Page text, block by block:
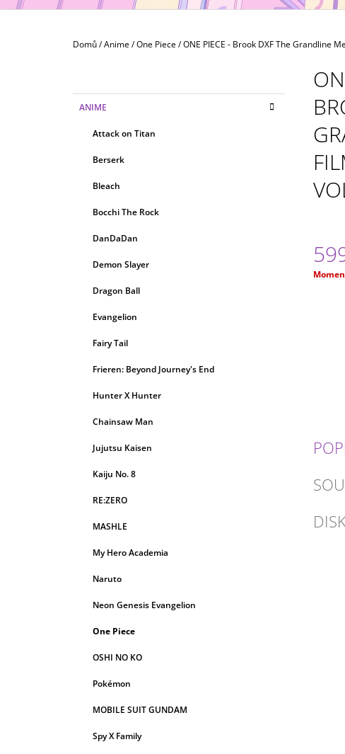
Domů/Anime/One Piece/ONE PIECE - Brook DXF The Grandline
kategorie
K
AANIME
Attack on Titan
Berserk
Bleach
Bocchi The Rock
DanDaDan
Demon Slayer
Dragon Ball
Evangelion
Fairy Tail
Frieren: Beyond Journey's End
Hunter X Hunter
Chainsaw Man
Jujutsu Kaisen
Kaiju No. 8
RE:ZERO
MASHLE
My Hero Academia
Naruto
Neon Genesis Evangelion
One Piece
OSHI NO KO
Pokémon
MOBILE SUIT GUNDAM
Spy X Family
Měrná